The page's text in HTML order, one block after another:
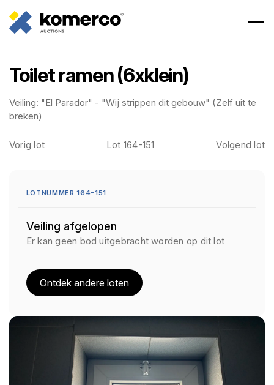
Toilet ramen (6xklein)
Veiling: "El Parador" - "Wij strippen dit gebouw" (Zelf uit te
breken)
Vorig lot Lot 164-151 Volgend lot
LOTNUMMER 164-151
Veiling afgelopen
Er kan geen bod uitgebracht worden op dit lot
Ontdek andere loten